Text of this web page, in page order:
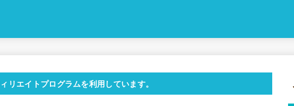
リエイトプログラムを利用しています。